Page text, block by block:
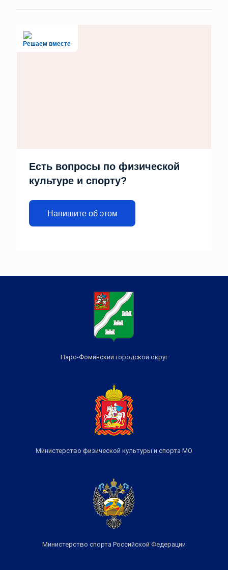
Решаем вместе
Есть вопросы по физической
культуре и спорту?
Напишите об этом
Наро-Фоминский городской округ
Министерство физической культуры и спорта МО
Министерство спорта Российской Федерации